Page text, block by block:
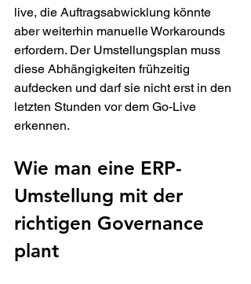
live, die Auftragsabwicklung könnte
aber weiterhin manuelle Workarounds
erfordern. Der Umstellungsplan muss
diese Abhängigkeiten frühzeitig
aufdecken und darf sie nicht erst in den
letzten Stunden vor dem Go-Live
erkennen.
Wie man eine ERP-
Umstellung mit der
richtigen Governance
plant